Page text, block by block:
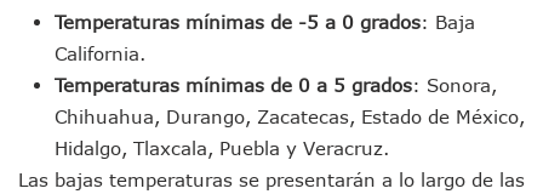
Orgullo Vallartense: Zhoemí Luévanos Competirá En El
Vecinos De Vallarta 500 Exponen Queja De Vialidades A
Pelea De Extranjera Durante Función De “La Odisea” En
Joven Esgrimista De Puerto Vallarta Asegura Lugar En El
Llegan Camiones “oruga” A Puerto Vallarta Con
Coordinan Operativo Para Las Tradicionales Paseadas
Temperaturas mínimas de -5 a 0 grados: Baja
California.
Temperaturas mínimas de 0 a 5 grados: Sonora,
Chihuahua, Durango, Zacatecas, Estado de México,
Hidalgo, Tlaxcala, Puebla y Veracruz.
Las bajas temperaturas se presentarán a lo largo de las